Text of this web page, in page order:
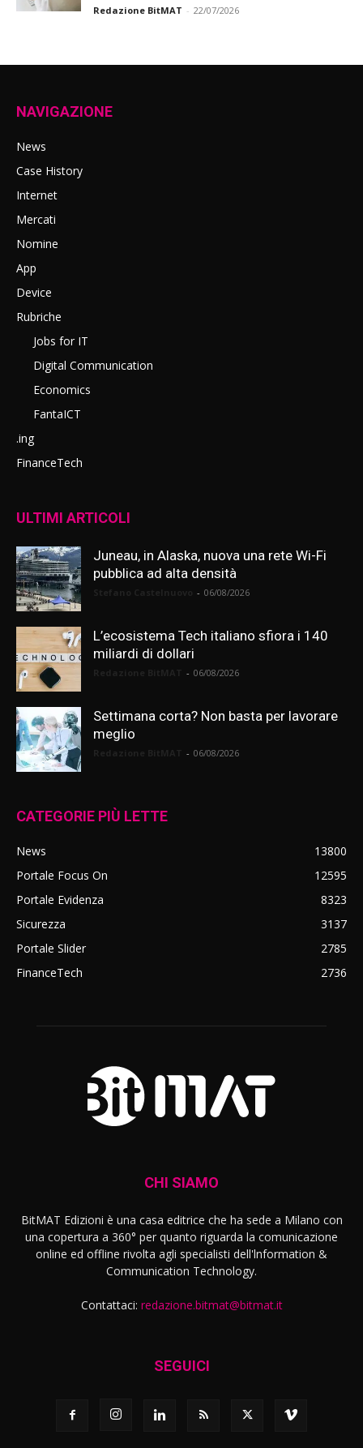
Redazione BitMAT - 22/07/2026
NAVIGAZIONE
News
Case History
Internet
Mercati
Nomine
App
Device
Rubriche
Jobs for IT
Digital Communication
Economics
FantaICT
.ing
FinanceTech
ULTIMI ARTICOLI
Juneau, in Alaska, nuova una rete Wi-Fi
pubblica ad alta densità
- 06/08/2026
L’ecosistema Tech italiano sfiora i 140
miliardi di dollari
- 06/08/2026
Settimana corta? Non basta per lavorare
meglio
- 06/08/2026
CATEGORIE PIÙ LETTE
News
13800
Portale Focus On
12595
Portale Evidenza
8323
Sicurezza
3137
Portale Slider
2785
FinanceTech
2736
CHI SIAMO
BitMAT Edizioni è una casa editrice che ha sede a Milano con
una copertura a 360° per quanto riguarda la comunicazione
online ed offline rivolta agli specialisti dell'lnformation &
Communication Technology.
Contattaci: redazione.bitmat@bitmat.it
SEGUICI